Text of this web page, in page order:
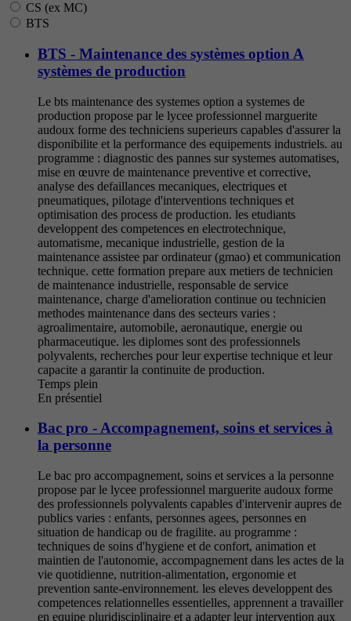
CS (ex MC)
BTS
BTS - Maintenance des systèmes option A
systèmes de production
Le bts maintenance des systemes option a systemes de
production propose par le lycee professionnel marguerite
audoux forme des techniciens superieurs capables d'assurer la
disponibilite et la performance des equipements industriels. au
programme : diagnostic des pannes sur systemes automatises,
mise en œuvre de maintenance preventive et corrective,
analyse des defaillances mecaniques, electriques et
pneumatiques, pilotage d'interventions techniques et
optimisation des process de production. les etudiants
developpent des competences en electrotechnique,
automatisme, mecanique industrielle, gestion de la
maintenance assistee par ordinateur (gmao) et communication
technique. cette formation prepare aux metiers de technicien
de maintenance industrielle, responsable de service
maintenance, charge d'amelioration continue ou technicien
methodes maintenance dans des secteurs varies :
agroalimentaire, automobile, aeronautique, energie ou
pharmaceutique. les diplomes sont des professionnels
polyvalents, recherches pour leur expertise technique et leur
capacite a garantir la continuite de production.
Temps plein
En présentiel
Bac pro - Accompagnement, soins et services à
la personne
Le bac pro accompagnement, soins et services a la personne
propose par le lycee professionnel marguerite audoux forme
des professionnels polyvalents capables d'intervenir aupres de
publics varies : enfants, personnes agees, personnes en
situation de handicap ou de fragilite. au programme :
techniques de soins d'hygiene et de confort, animation et
maintien de l'autonomie, accompagnement dans les actes de la
vie quotidienne, nutrition-alimentation, ergonomie et
prevention sante-environnement. les eleves developpent des
competences relationnelles essentielles, apprennent a travailler
en equipe pluridisciplinaire et a adapter leur intervention aux